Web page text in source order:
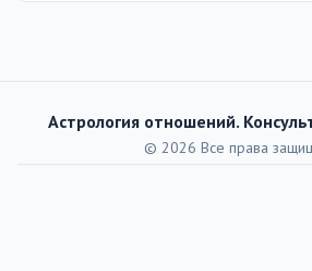
Астрология отношений.
© 2026 Все права